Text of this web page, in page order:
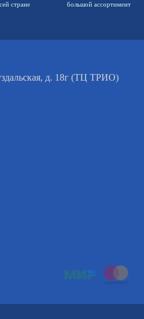
стране
большой ассортимент
д. 18г (ТЦ ТРИО)